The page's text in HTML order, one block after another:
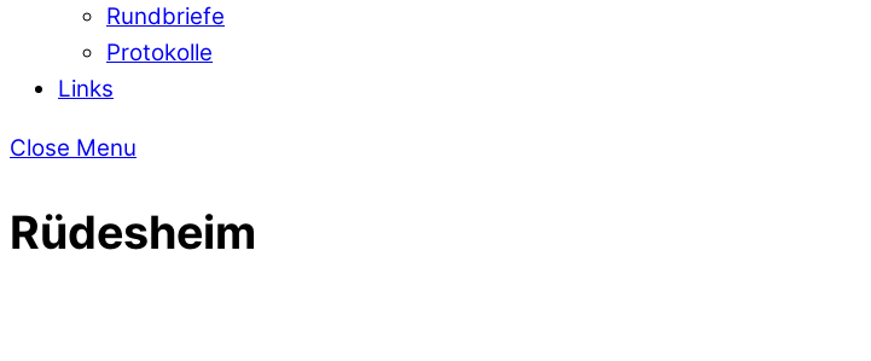
Rundbriefe
Protokolle
Links
Close Menu
Rüdesheim